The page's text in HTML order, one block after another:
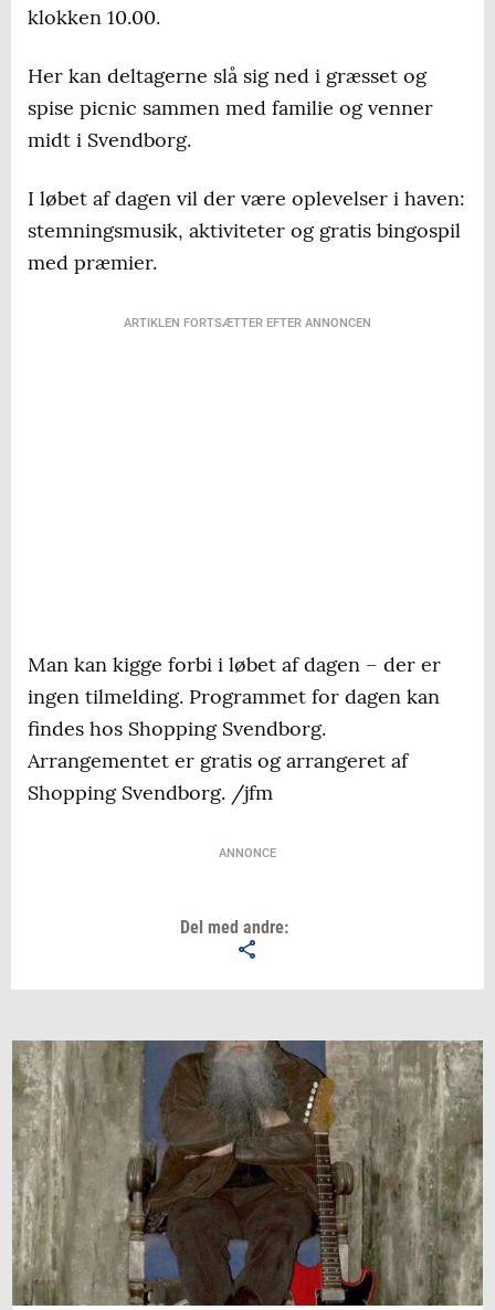
klokken 10.00.
Her kan deltagerne slå sig ned i græsset og
spise picnic sammen med familie og venner
midt i Svendborg.
I løbet af dagen vil der være oplevelser i haven:
stemningsmusik, aktiviteter og gratis bingospil
med præmier.
ARTIKLEN FORTSÆTTER EFTER ANNONCEN
Man kan kigge forbi i løbet af dagen – der er
ingen tilmelding. Programmet for dagen kan
findes hos Shopping Svendborg.
Arrangementet er gratis og arrangeret af
Shopping Svendborg. /jfm
ANNONCE
Del med andre: